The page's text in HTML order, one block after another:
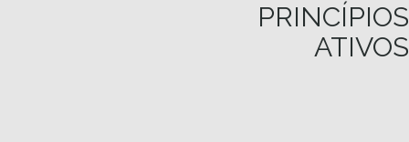
PRINCÍPIOS
ATIVOS